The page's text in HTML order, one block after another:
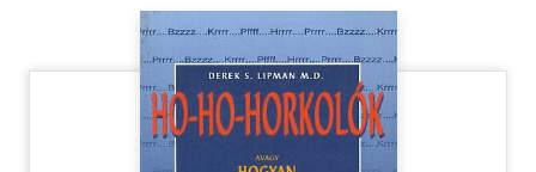
Hobbi, szabadidő